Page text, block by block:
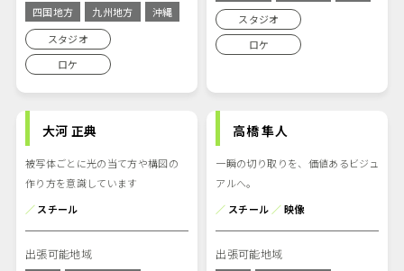
四国地方
九州地方
沖縄
スタジオ
ロケ
スタジオ
ロケ
大河 正典
被写体ごとに光の当て方や構図の
作り方を意識しています
／スチール
出張可能地域
高橋 隼人
一瞬の切り取りを、価値あるビジュ
アルへ。
／ スチール ／映像
出張可能地域